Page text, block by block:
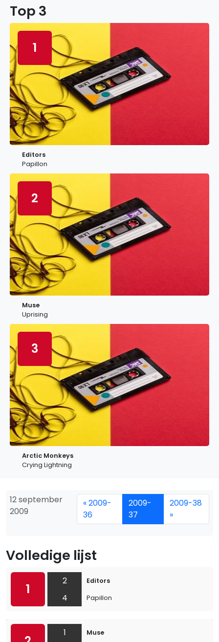
Top 3
1
Editors
Papillon
2
Muse
Uprising
3
Arctic Monkeys
Crying Lightning
12 september
2009
« 2009-
36
2009-
37
2009-38
»
Volledige lijst
1
2
4
Editors
Papillon
1 Muse